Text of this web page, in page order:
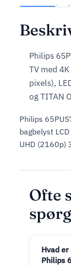
Philips
TV med
pixels),
og TITAN
Philips
bagbelyst
UHD (2160p)
Ofte
Hvad
Philips